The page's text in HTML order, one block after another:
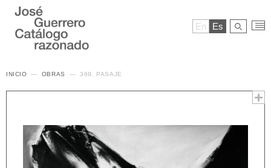
En Es
INICIO OBRAS 369. PASAJE